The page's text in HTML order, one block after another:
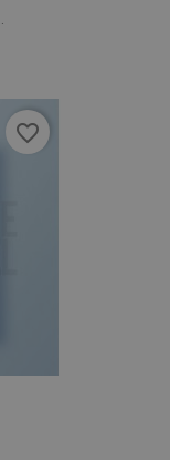
favorite_border